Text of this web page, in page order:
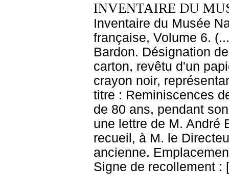
INVENTAIRE DU
Inventaire du Musée
française, Volume 6.
Bardon. Désignation
carton, revêtu d'un
crayon noir,
titre : Reminiscences
de 80 ans, pendant
une lettre de M. André
recueil, à M. le
ancienne.
Signe de recollement :